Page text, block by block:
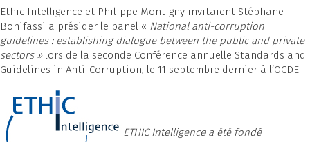
Ethic Intelligence et Philippe Montigny invitaient Stéphane
Bonifassi a présider le panel « National anti-corruption
guidelines : establishing dialogue between the public and private
sectors » lors de la seconde Conférence annuelle Standards and
Guidelines in Anti-Corruption, le 11 septembre dernier à l’OCDE.
ETHIC Intelligence a été fondé